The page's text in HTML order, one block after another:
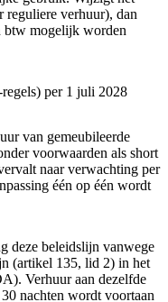
reguliere verhuur), dan
btw mogelijk worden
per 1 juli 2028
van gemeubileerde
voorwaarden als short
naar verwachting per
één op één wordt
deze beleidslijn vanwege
(artikel 135, lid 2) in het
Verhuur aan dezelfde
nachten wordt voortaan